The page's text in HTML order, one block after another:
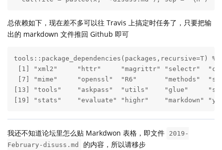
总依赖如下，现在差不多可以往 Travis 上搞定时任务了，只要把输
出的 markdown 文件推回 Github 即可
tools::package_dependencies(packages,recursive=T)
[1] "xml2"     "httr"     "magrittr" "selectr"
[7] "mime"     "openssl"  "R6"       "methods"
[13] "tools"    "askpass"  "utils"    "glue"
[19] "stats"    "evaluate" "highr"    "markdown"
我还不知道论坛里怎么贴 Markdwon 表格，即文件
2019-
February-disuss.md
的内容，所以请移步